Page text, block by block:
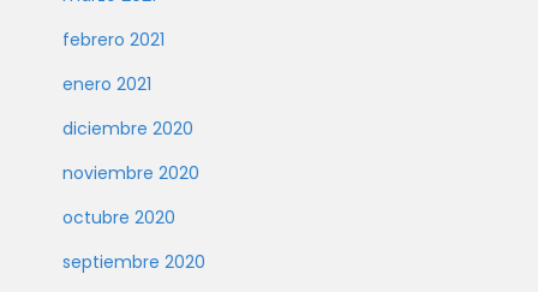
febrero 2021
enero 2021
diciembre 2020
noviembre 2020
octubre 2020
septiembre 2020